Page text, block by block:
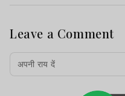
Leave a Comment